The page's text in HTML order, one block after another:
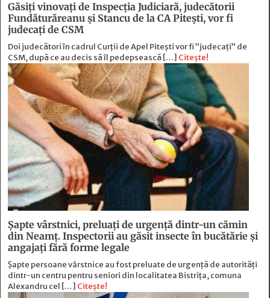
Găsiți vinovați de Inspecția Judiciară, judecătorii
Fundăturăreanu și Stancu de la CA Pitești, vor fi
judecați de CSM
Doi judecători în cadrul Curții de Apel Pitești vor fi ”judecați” de
CSM, după ce au decis să îl pedepsească […] Citește!
Șapte vârstnici, preluați de urgență dintr-un cămin
din Neamț. Inspectorii au găsit insecte în bucătărie și
angajați fără forme legale
Șapte persoane vârstnice au fost preluate de urgență de autorități
dintr-un centru pentru seniori din localitatea Bistrița, comuna
Alexandru cel […] Citește!